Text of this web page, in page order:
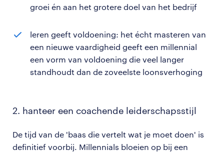
groei én aan het grotere doel van het bedrijf
leren geeft voldoening: het écht masteren van
een nieuwe vaardigheid geeft een millennial
een vorm van voldoening die veel langer
standhoudt dan de zoveelste loonsverhoging
2. hanteer een coachende leiderschapsstijl
De tijd van de 'baas die vertelt wat je moet doen' is
definitief voorbij. Millennials bloeien op bij een